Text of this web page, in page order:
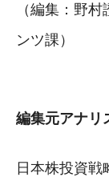
（編集：野
ンツ課）
編集元アナリ
日本株投資戦